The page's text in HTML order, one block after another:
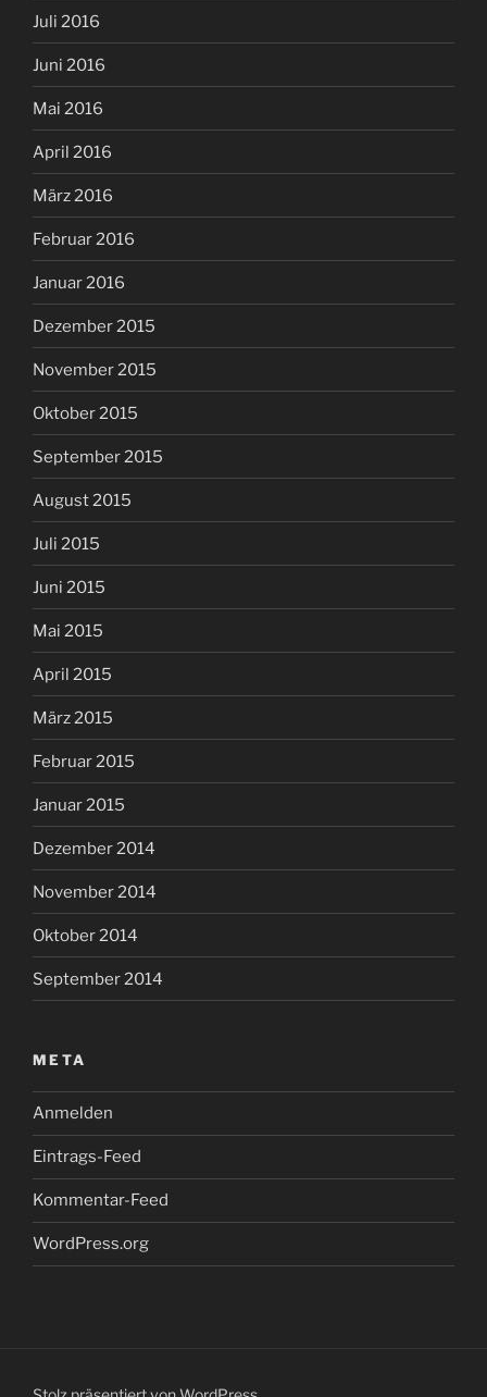
Juli 2016
Juni 2016
Mai 2016
April 2016
März 2016
Februar 2016
Januar 2016
Dezember 2015
November 2015
Oktober 2015
September 2015
August 2015
Juli 2015
Juni 2015
Mai 2015
April 2015
März 2015
Februar 2015
Januar 2015
Dezember 2014
November 2014
Oktober 2014
September 2014
META
Anmelden
Eintrags-Feed
Kommentar-Feed
WordPress.org